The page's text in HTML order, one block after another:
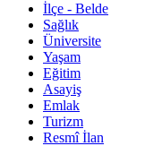
İlçe - Belde
Sağlık
Üniversite
Yaşam
Eğitim
Asayiş
Emlak
Turizm
Resmî İlan